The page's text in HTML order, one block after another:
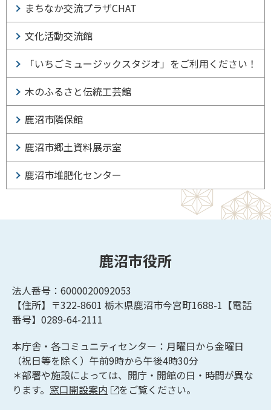
まちなか交流プラザCHAT
文化活動交流館
「いちごミュージックスタジオ」をご利用ください！
木のふるさと伝統工芸館
鹿沼市隣保館
鹿沼市郷土資料展示室
鹿沼市堆肥化センター
鹿沼市役所
法人番号：6000020092053
【住所】〒322-8601 栃木県鹿沼市今宮町1688-1【電話
番号】0289-64-2111
本庁舎・各コミュニティセンター：月曜日から金曜日
（祝日等を除く）午前9時から午後4時30分
＊部署や施設によっては、開庁・開館の日・時間が異な
ります。 窓口開設案内 をご覧ください。